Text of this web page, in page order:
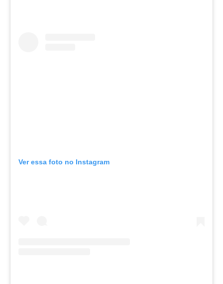
Ver essa foto no Instagram